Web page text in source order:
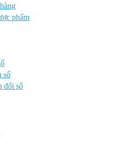
phẩm
số
đổi số